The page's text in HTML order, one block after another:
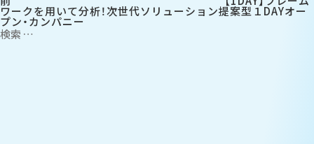
ワークを用いて分析！次世代ソリューション提案型１DAYオー
プン・カンパニー
検
索: